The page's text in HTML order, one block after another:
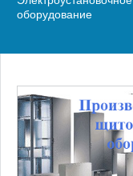
оборудование